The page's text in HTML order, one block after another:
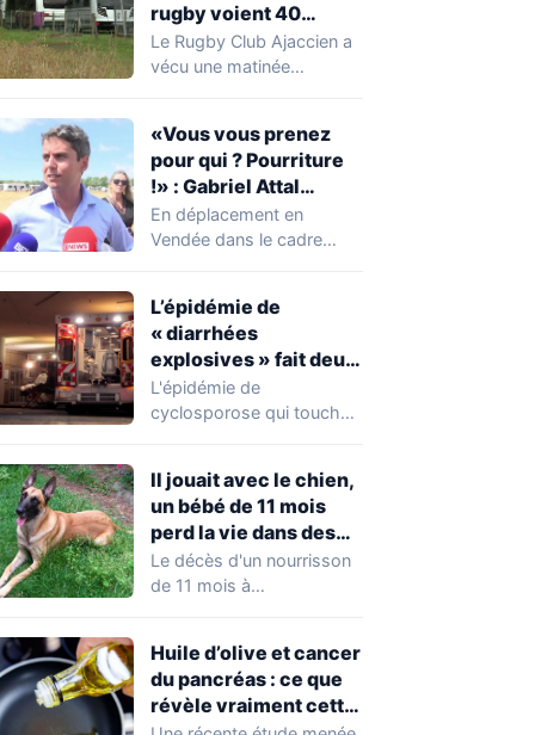
rugby voient 40
caravanes de gens du
voyage s’installer
heure
Le Rugby Club Ajaccien a
vécu une matinée
découverte d'une…
«Vous vous prenez
pour qui ? Pourriture
!» : Gabriel Attal
chahuté sur un
campement illégal
En déplacement en
Vendée dans le cadre
occupations…
L’épidémie de
« diarrhées
explosives » fait deux
premiers morts
L'épidémie de
cyclosporose qui touche
aggravation. Les autorités
sanitaires…
Il jouait avec le chien,
un bébé de 11 mois
perd la vie dans des
circonstances
horribles
Le décès d'un nourrisson
de 11 mois à
profondément…
Huile d’olive et cancer
du pancréas : ce que
révèle vraiment cette